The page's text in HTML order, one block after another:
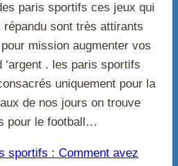
paris sportifs ces jeux qui
sont très attirants
mission augmenter vos
‘argent . les paris sportifs
uniquement pour la
de nos jours on trouve
pour le football…
sportifs : Comment avez